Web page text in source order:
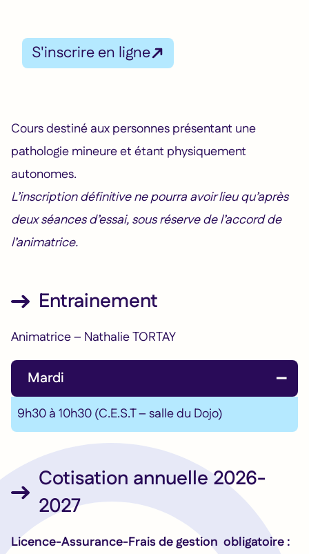
S'inscrire en ligne
Cours destiné aux personnes présentant une
pathologie mineure et étant physiquement
autonomes.
L’inscription définitive ne pourra avoir lieu qu’après
deux séances d’essai, sous réserve de l’accord de
l’animatrice.
Entrainement
Animatrice – Nathalie TORTAY
Mardi
9h30 à 10h30 (C.E.S.T – salle du Dojo)
Cotisation annuelle 2026-
2027
Licence-Assurance-Frais de gestion obligatoire :